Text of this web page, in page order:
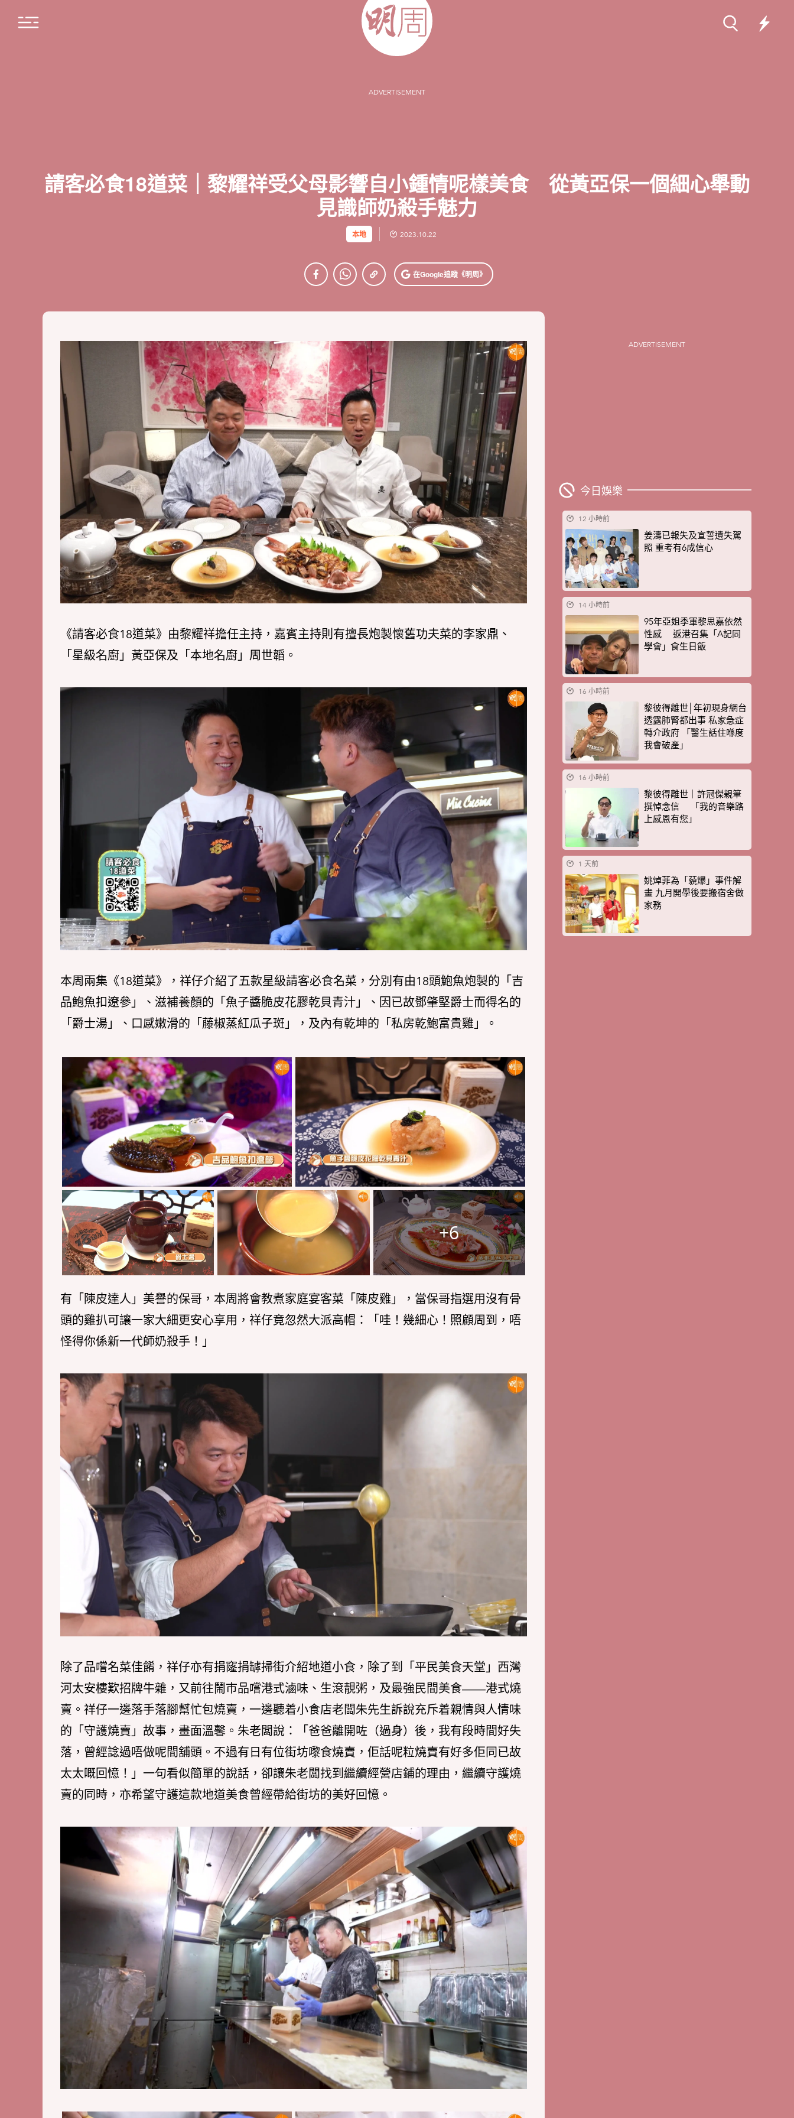
ADVERTISEMENT
請客必食18道菜｜黎耀祥受父母影響自小鍾情呢樣美食 從黃亞保一個細心舉動
見識師奶殺手魅力
本地 2023.10.22
在Google追蹤《明周》
《請客必食18道菜》由黎耀祥擔任主持，嘉賓主持則有擅長炮製懷舊功夫菜的李家鼎、
「星級名廚」黃亞保及「本地名廚」周世韜。
本周兩集《18道菜》，祥仔介紹了五款星級請客必食名菜，分別有由18頭鮑魚炮製的「吉
品鮑魚扣遼參」、滋補養顏的「魚子醬脆皮花膠乾貝青汁」、因已故鄧肇堅爵士而得名的
「爵士湯」、口感嫩滑的「藤椒蒸紅瓜子斑」，及內有乾坤的「私房乾鮑富貴雞」。
+6
有「陳皮達人」美譽的保哥，本周將會教煮家庭宴客菜「陳皮雞」，當保哥指選用沒有骨
頭的雞扒可讓一家大細更安心享用，祥仔竟忽然大派高帽：「哇！幾細心！照顧周到，唔
怪得你係新一代師奶殺手！」
除了品嚐名菜佳餚，祥仔亦有捐窿捐罅掃街介紹地道小食，除了到「平民美食天堂」西灣
河太安樓歎招牌牛雜，又前往鬧巿品嚐港式滷味、生滾靚粥，及最強民間美食——港式燒
賣。祥仔一邊落手落腳幫忙包燒賣，一邊聽着小食店老闆朱先生訴說充斥着親情與人情味
的「守護燒賣」故事，畫面溫馨。朱老闆說：「爸爸離開咗（過身）後，我有段時間好失
落，曾經諗過唔做呢間舖頭。不過有日有位街坊嚟食燒賣，佢話呢粒燒賣有好多佢同已故
太太嘅回憶！」一句看似簡單的說話，卻讓朱老闆找到繼續經營店鋪的理由，繼續守護燒
賣的同時，亦希望守護這款地道美食曾經帶給街坊的美好回憶。
ADVERTISEMENT
今日娛樂
12 小時前
姜濤已報失及宣誓遺失駕
照 重考有6成信心
14 小時前
95年亞姐季軍黎思嘉依然
性感 返港召集「A記同
學會」食生日飯
16 小時前
黎彼得離世│年初現身網台
透露肺腎都出事 私家急症
轉介政府 「醫生話住喺度
我會破產」
16 小時前
黎彼得離世｜許冠傑親筆
撰悼念信 「我的音樂路
上感恩有您」
1 天前
姚焯菲為「藐爆」事件解
畫 九月開學後要搬宿舍做
家務